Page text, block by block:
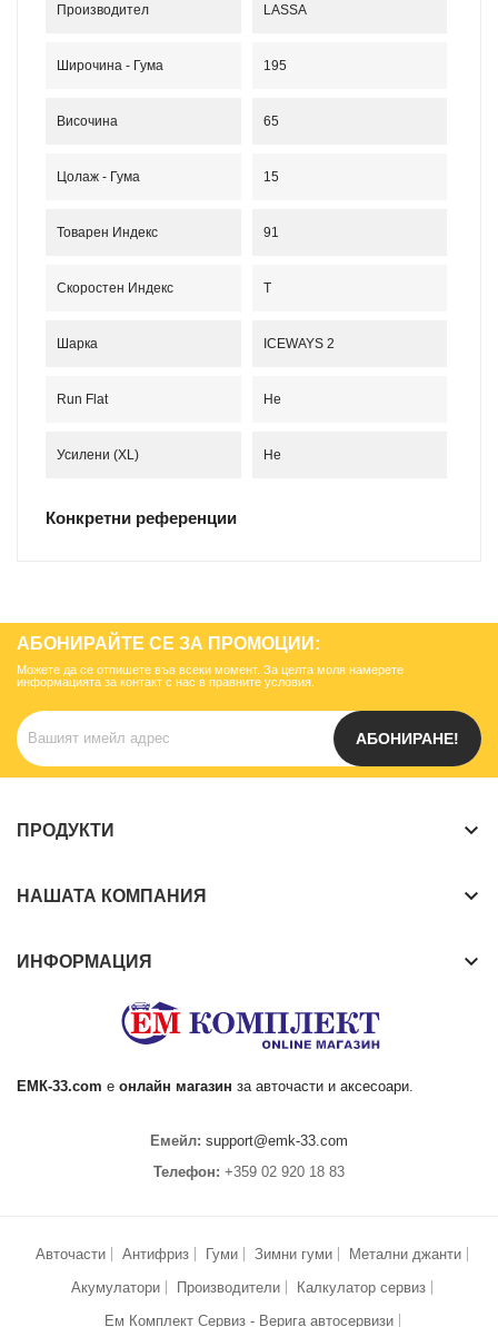
Производител LASSA
Широчина - Гума 195
Височина 65
Цолаж - Гума 15
Товарен Индекс 91
Скоростен Индекс T
Шарка ICEWAYS 2
Run Flat Не
Усилени (XL) Не
Конкретни референции
АБОНИРАЙТЕ СЕ ЗА ПРОМОЦИИ:
Можете да се отпишете във всеки момент. За целта моля намерете
информацията за контакт с нас в правните условия.
АБОНИРАНЕ!
ПРОДУКТИ keyboard_arrow_down
НАШАТА КОМПАНИЯ keyboard_arrow_down
ИНФОРМАЦИЯ keyboard_arrow_down
ЕМК-33.com е онлайн магазин за авточасти и аксесоари.
Емейл: support@emk-33.com
Телефон: +359 02 920 18 83
Авточасти Антифриз Гуми Зимни гуми
Метални джанти
Акумулатори
Производители
Калкулатор сервиз
Ем Комплект Сервиз - Верига автосервизи